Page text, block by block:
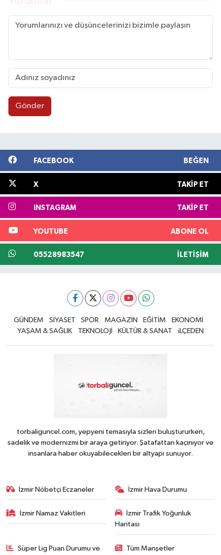
Gönder
FACEBOOK BEĞEN
X TAKIP ET
INSTAGRAM TAKIP ET
YOUTUBE ABONE OL
05528983547 İLETIŞIM
GÜNDEM SİYASET SPOR MAGAZİN EĞİTİM
EKONOMİ
YAŞAM & SAĞLIK
TEKNOLOJİ KÜLTÜR & SANAT iLÇEDEN
torbaliguncel.com, yepyeni temasıyla sizleri buluştururken,
sadelik ve modernizmi bir araya getiriyor. Şatafattan kaçınıyor ve
insanlara haber okuyabilecekleri bir altyapı sunuyor.
İzmir Nöbetçi Eczaneler İzmir Hava Durumu
İzmir Namaz Vakitleri
İzmir Trafik Yoğunluk
Haritası
Süper Lig Puan Durumu ve Tüm Manşetler